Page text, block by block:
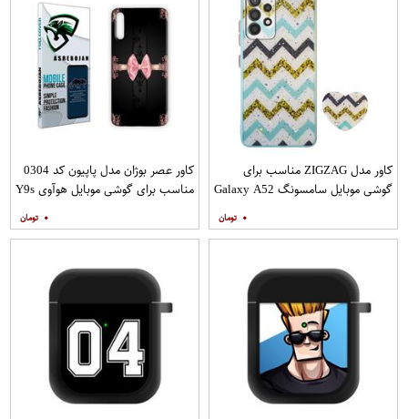
کاور مدل ZIGZAG مناسب برای
گوشی موبایل سامسونگ Galaxy A52
۰
کاور عصر بوژان مدل پاپیون کد 0304
مناسب برای گوشی موبایل هوآوی Y9s
۰